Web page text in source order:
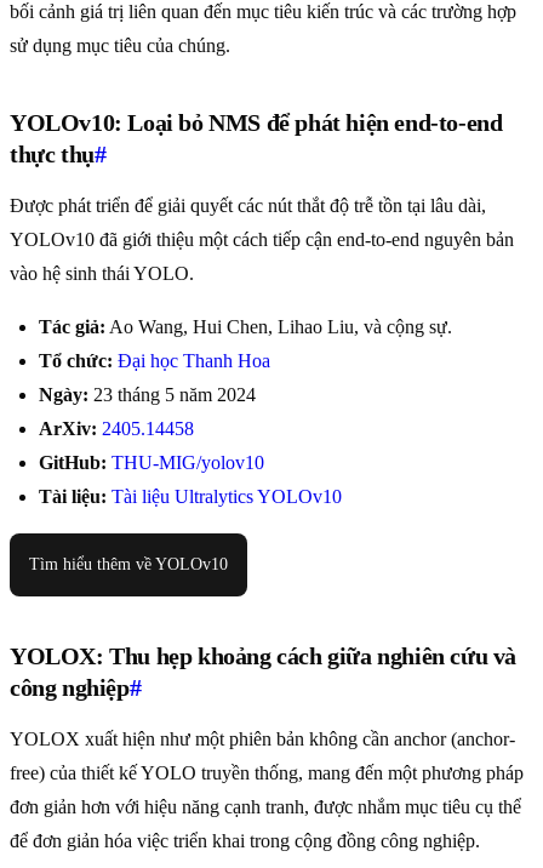
bối cảnh giá trị liên quan đến mục tiêu kiến trúc và các trường hợp
sử dụng mục tiêu của chúng.
YOLOv10: Loại bỏ NMS để phát hiện end-to-end
thực thụ#
Được phát triển để giải quyết các nút thắt độ trễ tồn tại lâu dài,
YOLOv10 đã giới thiệu một cách tiếp cận end-to-end nguyên bản
vào hệ sinh thái YOLO.
Tác giả: Ao Wang, Hui Chen, Lihao Liu, và cộng sự.
Tổ chức: Đại học Thanh Hoa
Ngày: 23 tháng 5 năm 2024
ArXiv: 2405.14458
GitHub: THU-MIG/yolov10
Tài liệu: Tài liệu Ultralytics YOLOv10
Tìm hiểu thêm về YOLOv10
YOLOX: Thu hẹp khoảng cách giữa nghiên cứu và
công nghiệp#
YOLOX xuất hiện như một phiên bản không cần anchor (anchor-
free) của thiết kế YOLO truyền thống, mang đến một phương pháp
đơn giản hơn với hiệu năng cạnh tranh, được nhắm mục tiêu cụ thể
để đơn giản hóa việc triển khai trong cộng đồng công nghiệp.